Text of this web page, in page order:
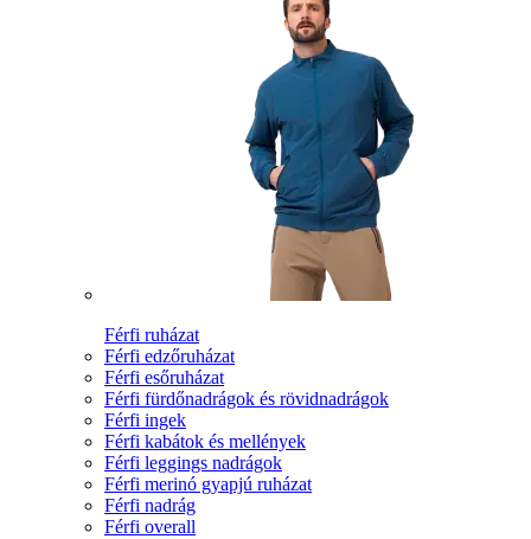
Férfi ruházat
Férfi edzőruházat
Férfi esőruházat
Férfi fürdőnadrágok és rövidnadrágok
Férfi ingek
Férfi kabátok és mellények
Férfi leggings nadrágok
Férfi merinó gyapjú ruházat
Férfi nadrág
Férfi overall